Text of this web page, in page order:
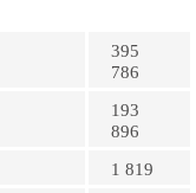
395
786
193
896
1 819